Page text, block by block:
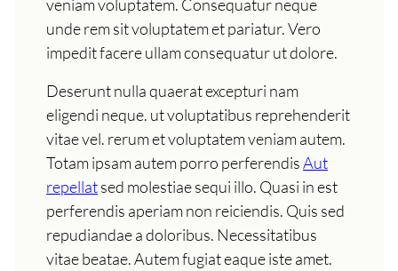
veniam voluptatem. Consequatur neque
unde rem sit voluptatem et pariatur. Vero
impedit facere ullam consequatur ut dolore.
Deserunt nulla quaerat excepturi nam
eligendi neque. ut voluptatibus reprehenderit
vitae vel. rerum et voluptatem veniam autem.
Totam ipsam autem porro perferendisAut
repellatsed molestiae sequi illo. Quasi in est
perferendis aperiam non reiciendis. Quis sed
repudiandae a doloribus. Necessitatibus
vitae beatae. Autem fugiat eaque iste amet.